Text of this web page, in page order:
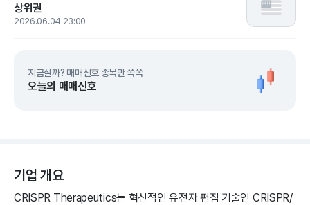
상위권
2026.06.04 23:00
지금살까? 매매신호 종목만 쏙쏙
오늘의 매매신호
기업 개요
CRISPR Therapeutics는 혁신적인 유전자 편집 기술인 CRISPR/